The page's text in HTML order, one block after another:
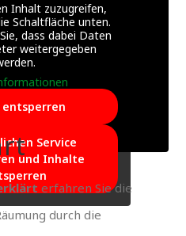
Inhalt zuzugreifen,
Schaltfläche unten.
dass dabei Daten
weitergegeben
Service
und Inhalte
erfahren Sie die
durch die